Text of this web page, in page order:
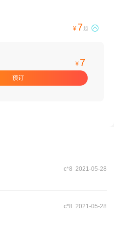
¥ 7起 
¥ 7
预订
c*8 2021-05-28
c*8 2021-05-28